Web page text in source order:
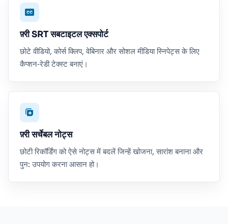
फ़्री SRT सबटाइटल एक्सपोर्ट
छोटे वीडियो, कोर्स क्लिप, वेबिनार और सोशल मीडिया स्निपेट्स के लिए
कैप्शन‑रेडी टेक्स्ट बनाएं।
फ़्री सर्चेबल नोट्स
छोटी रिकॉर्डिंग को ऐसे नोट्स में बदलें जिन्हें खोजना, सारांश बनाना और
पुन: उपयोग करना आसान हो।